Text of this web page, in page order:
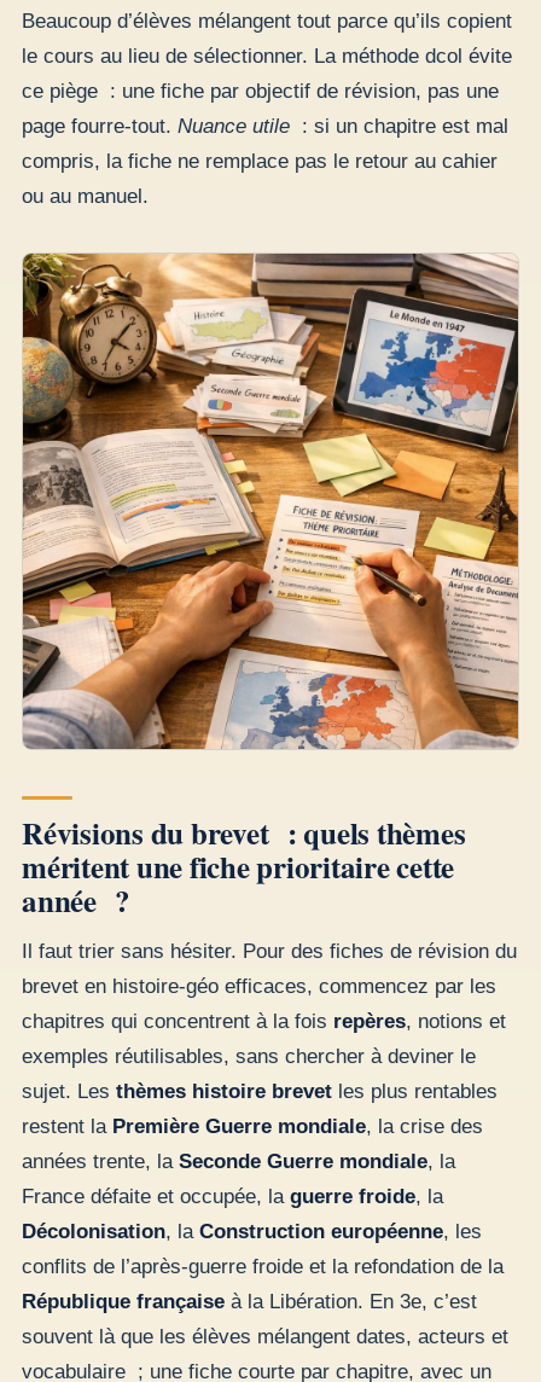
Beaucoup d’élèves mélangent tout parce qu’ils copient
le cours au lieu de sélectionner. La méthode dcol évite
ce piège : une fiche par objectif de révision, pas une
page fourre-tout. Nuance utile : si un chapitre est mal
compris, la fiche ne remplace pas le retour au cahier
ou au manuel.
Révisions du brevet : quels thèmes
méritent une fiche prioritaire cette
année ?
Il faut trier sans hésiter. Pour des fiches de révision du
brevet en histoire-géo efficaces, commencez par les
chapitres qui concentrent à la fois repères, notions et
exemples réutilisables, sans chercher à deviner le
sujet. Les thèmes histoire brevet les plus rentables
restent la Première Guerre mondiale, la crise des
années trente, la Seconde Guerre mondiale, la
France défaite et occupée, la guerre froide, la
Décolonisation, la Construction européenne, les
conflits de l’après-guerre froide et la refondation de la
République française à la Libération. En 3e, c’est
souvent là que les élèves mélangent dates, acteurs et
vocabulaire ; une fiche courte par chapitre, avec un